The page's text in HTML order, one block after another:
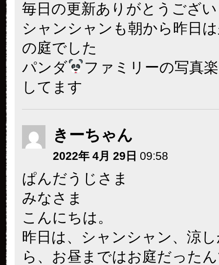
毎日の更新ありがとうござ
シャンシャンも朝から昨日
の庭でした
パンダ
ファミリーの写真
してます
きーちゃん
2022年 4月 29日 09:58
ぱんだうじさま
みなさま
こんにちは。
昨日は、シャンシャン、涼
ら、お昼まではお庭だった